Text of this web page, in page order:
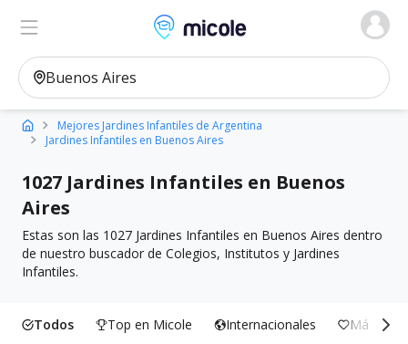
Micole, buscador de colegios
Ver en el mapa
Mejores Jardines Infantiles de Argentina
Jardines Infantiles en Buenos Aires
1027 Jardines Infantiles en Buenos
Aires
Estas son las 1027 Jardines Infantiles en Buenos Aires dentro
de nuestro buscador de Colegios, Institutos y Jardines
Infantiles.
Todos Top en Micole Internacionales Más